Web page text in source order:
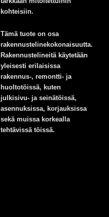
kohteisiin.
Tämä tuote on osa
rakennustelinekokonaisuutta.
Rakennustelineitä käytetään
yleisesti erilaisissa
rakennus-, remontti- ja
huoltotöissä, kuten
julkisivu- ja seinätöissä,
asennuksissa, korjauksissa
sekä muissa korkealla
tehtävissä töissä.